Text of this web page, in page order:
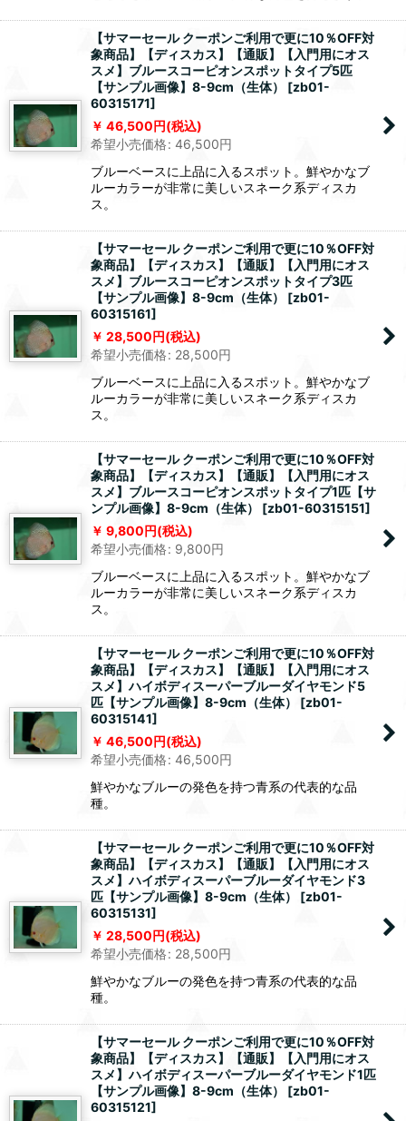
【サマーセール クーポンご利用で更に10％OFF対
象商品】【ディスカス】【通販】【入門用にオス
スメ】ブルースコーピオンスポットタイプ5匹
【サンプル画像】8-9cm（生体）
[zb01-
60315171]
46,500円(税込)
希望小売価格: 46,500円
ブルーベースに上品に入るスポット。鮮やかなブ
ルーカラーが非常に美しいスネーク系ディスカ
ス。
【サマーセール クーポンご利用で更に10％OFF対
象商品】【ディスカス】【通販】【入門用にオス
スメ】ブルースコーピオンスポットタイプ3匹
【サンプル画像】8-9cm（生体）
[zb01-
60315161]
28,500円(税込)
希望小売価格: 28,500円
ブルーベースに上品に入るスポット。鮮やかなブ
ルーカラーが非常に美しいスネーク系ディスカ
ス。
【サマーセール クーポンご利用で更に10％OFF対
象商品】【ディスカス】【通販】【入門用にオス
スメ】ブルースコーピオンスポットタイプ1匹【サ
ンプル画像】8-9cm（生体）
[zb01-60315151]
9,800円(税込)
希望小売価格: 9,800円
ブルーベースに上品に入るスポット。鮮やかなブ
ルーカラーが非常に美しいスネーク系ディスカ
ス。
【サマーセール クーポンご利用で更に10％OFF対
象商品】【ディスカス】【通販】【入門用にオス
スメ】ハイボディスーパーブルーダイヤモンド5
匹【サンプル画像】8-9cm（生体）
[zb01-
60315141]
46,500円(税込)
希望小売価格: 46,500円
鮮やかなブルーの発色を持つ青系の代表的な品
種。
【サマーセール クーポンご利用で更に10％OFF対
象商品】【ディスカス】【通販】【入門用にオス
スメ】ハイボディスーパーブルーダイヤモンド3
匹【サンプル画像】8-9cm（生体）
[zb01-
60315131]
28,500円(税込)
希望小売価格: 28,500円
鮮やかなブルーの発色を持つ青系の代表的な品
種。
【サマーセール クーポンご利用で更に10％OFF対
象商品】【ディスカス】【通販】【入門用にオス
スメ】ハイボディスーパーブルーダイヤモンド1匹
【サンプル画像】8-9cm（生体）
[zb01-
60315121]